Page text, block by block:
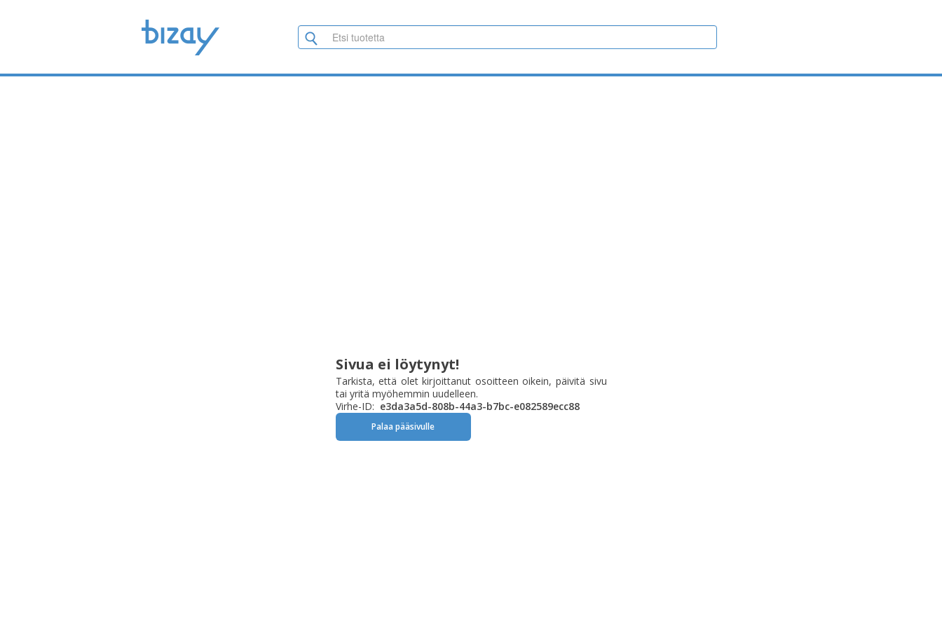
Sivua ei löytynyt!
Tarkista, että olet kirjoittanut osoitteen oikein, päivitä sivu
tai yritä myöhemmin uudelleen.
Virhe-ID: e3da3a5d-808b-44a3-b7bc-e082589ecc88